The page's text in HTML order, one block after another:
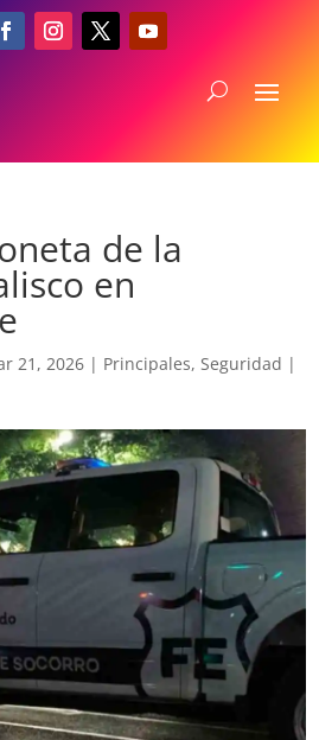
de la
en
21, 2026 | Principales,Seguridad |